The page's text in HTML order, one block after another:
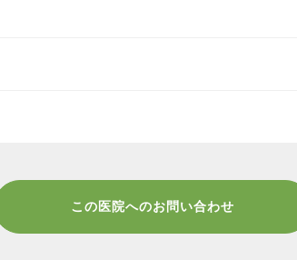
この医院へのお問い合わせ